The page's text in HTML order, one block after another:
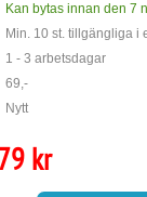
Kan bytas innan den 7
Min. 10 st. tillgängliga i
1 - 3 arbetsdagar
69,-
Nytt
kr